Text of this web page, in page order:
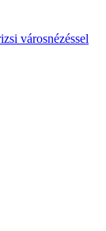
városnézéssel